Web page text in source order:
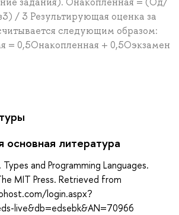
/ 3 Результирующая оценка за
следующим образом:
= 0,5Онакопленная + 0,5Оэкзамен
литература
and Programming Languages.
MIT Press. Retrieved from
login.aspx?
live&db=edsebk&AN=70966